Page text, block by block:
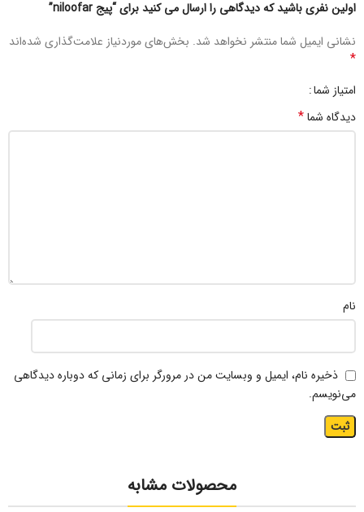
اولین نفری باشید که دیدگاهی را ارسال می کنید برای “پیج niloofar”
نشانی ایمیل شما منتشر نخواهد شد. بخش‌های موردنیاز علامت‌گذاری شده‌اند
*
امتیاز شما
دیدگاه شما*
نام
ذخیره نام، ایمیل و وبسایت من در مرورگر برای زمانی که دوباره دیدگاهی
می‌نویسم.
محصولات مشابه